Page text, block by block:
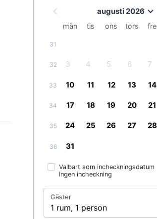
augusti 2026
mån tis ons tors fre
31
32 3 4 5 6 7
33 10 11 12 13 14
34 17 18 19 20 21
35 24 25 26 27 28
36 31
Valbart som incheckningsdatum
Ingen incheckning
Gäster
1 rum, 1 person